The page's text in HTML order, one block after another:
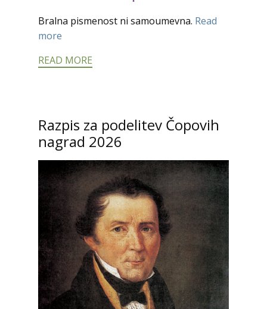
Bralna pismenost ni samoumevna. Read
more
READ MORE
Razpis za podelitev Čopovih
nagrad 2026